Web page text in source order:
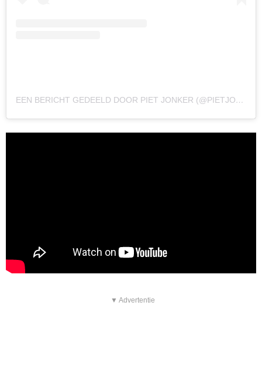
EEN BERICHT GEDEELD DOOR PIET JONKER (@PIETJONKER.NL)
▼ Advertentie